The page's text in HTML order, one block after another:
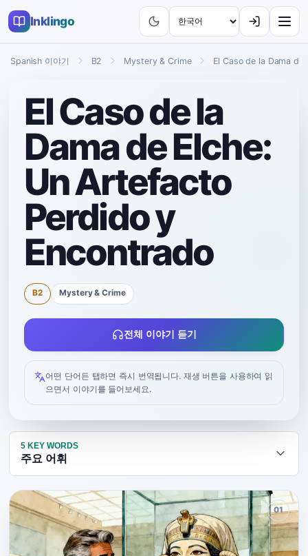
Inklingo
Spanish 이야기 B2 Mystery & Crime El Caso de la Dama
El Caso de la
Dama de Elche:
Un Artefacto
Perdido y
Encontrado
B2 Mystery & Crime
전체 이야기 듣기
어떤 단어든 탭하면 즉시 번역됩니다. 재생 버튼을 사용하여 읽
으면서 이야기를 들어보세요.
5 KEY WORDS
주요 어휘